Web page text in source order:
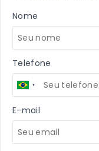
Nome
Telefone
E-mail